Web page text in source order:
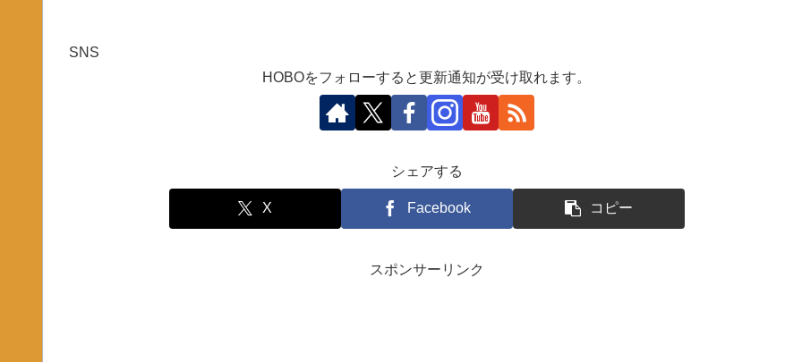
SNS
HOBOをフォローすると更新通知が受け取れます。
シェアする
X Facebook コピー
スポンサーリンク